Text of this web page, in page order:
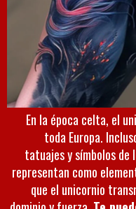
En la época celta, el
toda Europa.
tatuajes y símbolos de
representan como
que el unicornio